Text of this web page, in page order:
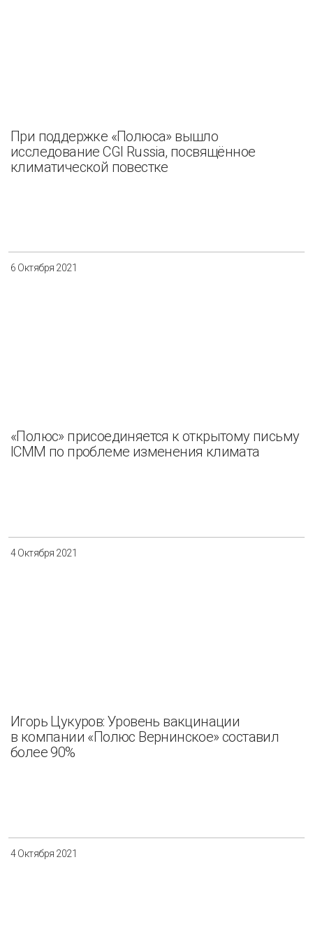
При поддержке «Полюса» вышло
исследование CGI Russia, посвящённое
климатической повестке
6 Октября 2021
«Полюс» присоединяется к открытому письму
ICMM по проблеме изменения климата
4 Октября 2021
Игорь Цукуров: Уровень вакцинации
в компании «Полюс Вернинское» составил
более 90%
4 Октября 2021